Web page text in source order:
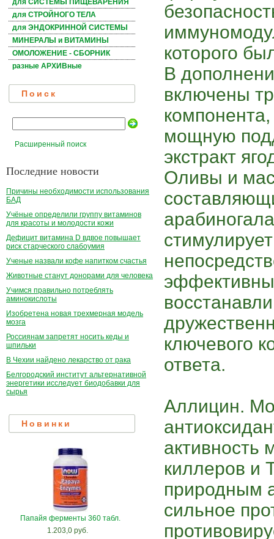
для СИСТЕМЫ ПИЩЕВАРЕНИЯ
для СТРОЙНОГО ТЕЛА
для ЭНДОКРИННОЙ СИСТЕМЫ
МИНЕРАЛЫ и ВИТАМИНЫ
ОМОЛОЖЕНИЕ - СБОРНИК
разные АРХИВные
Поиск
Расширенный поиск
Последние новости
Причины необходимости использования
БАД
Учёные определили группу витаминов
для красоты и молодости кожи
Дефицит витамина D вдвое повышает
риск старческого слабоумия
Ученые назвали кофе напитком счастья
Животные станут донорами для человека
Учимся правильно потреблять
аминокислоты
Изобретена новая трехмерная модель
мозга
Россиянам запретят носить кеды и
шпильки
В Чехии найдено лекарство от рака
Белгородский институт альтернативной
энергетики исследует биодобавки для
сырья
Новинки
Папайя ферменты 360 табл.
1.203,0 руб.
которого
В
включены
мощную
экстракт
Оливы и
ключевого
ответа.
Аллицин.
активность
киллеров и
природным
сильное